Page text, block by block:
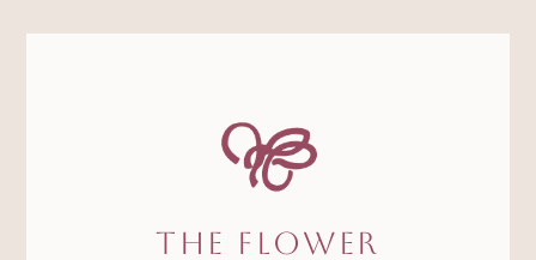
The Flower